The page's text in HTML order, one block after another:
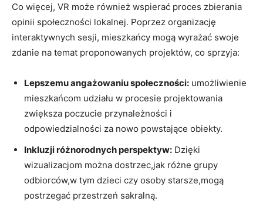
Co więcej, VR ​może również wspierać ‍proces zbierania
opinii społeczności lokalnej. Poprzez organizację
interaktywnych ⁤sesji,⁤ mieszkańcy mogą wyrażać swoje
zdanie na temat ‍proponowanych projektów, co sprzyja:
Lepszemu ⁢angażowaniu ⁣społeczności: umożliwienie
mieszkańcom udziału⁢ w procesie​ projektowania
⁣zwiększa poczucie przynależności ‍i
odpowiedzialności za‌ nowo powstające ​obiekty.
Inkluzji różnorodnych perspektyw: Dzięki
wizualizacjom można dostrzec,jak różne ‍grupy
odbiorców,w tym dzieci czy ‌osoby starsze,mogą
postrzegać przestrzeń sakralną.